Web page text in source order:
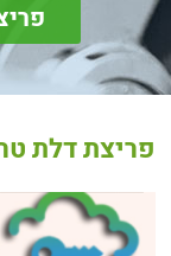
פריצת דלת